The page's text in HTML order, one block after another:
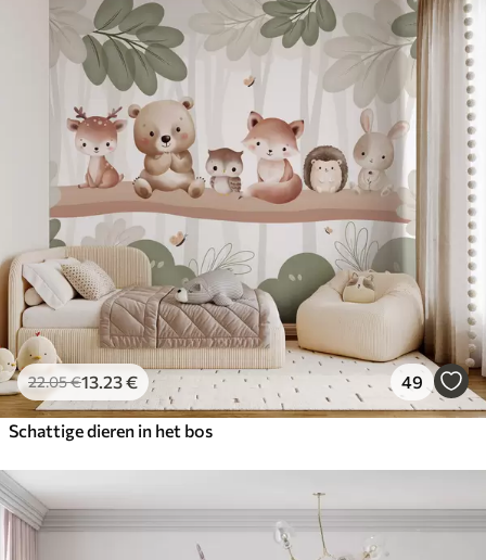
22.05€13 .23€ 49
Schattige dieren in het bos